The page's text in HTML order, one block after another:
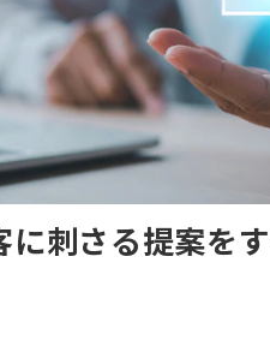
に刺さる提案を